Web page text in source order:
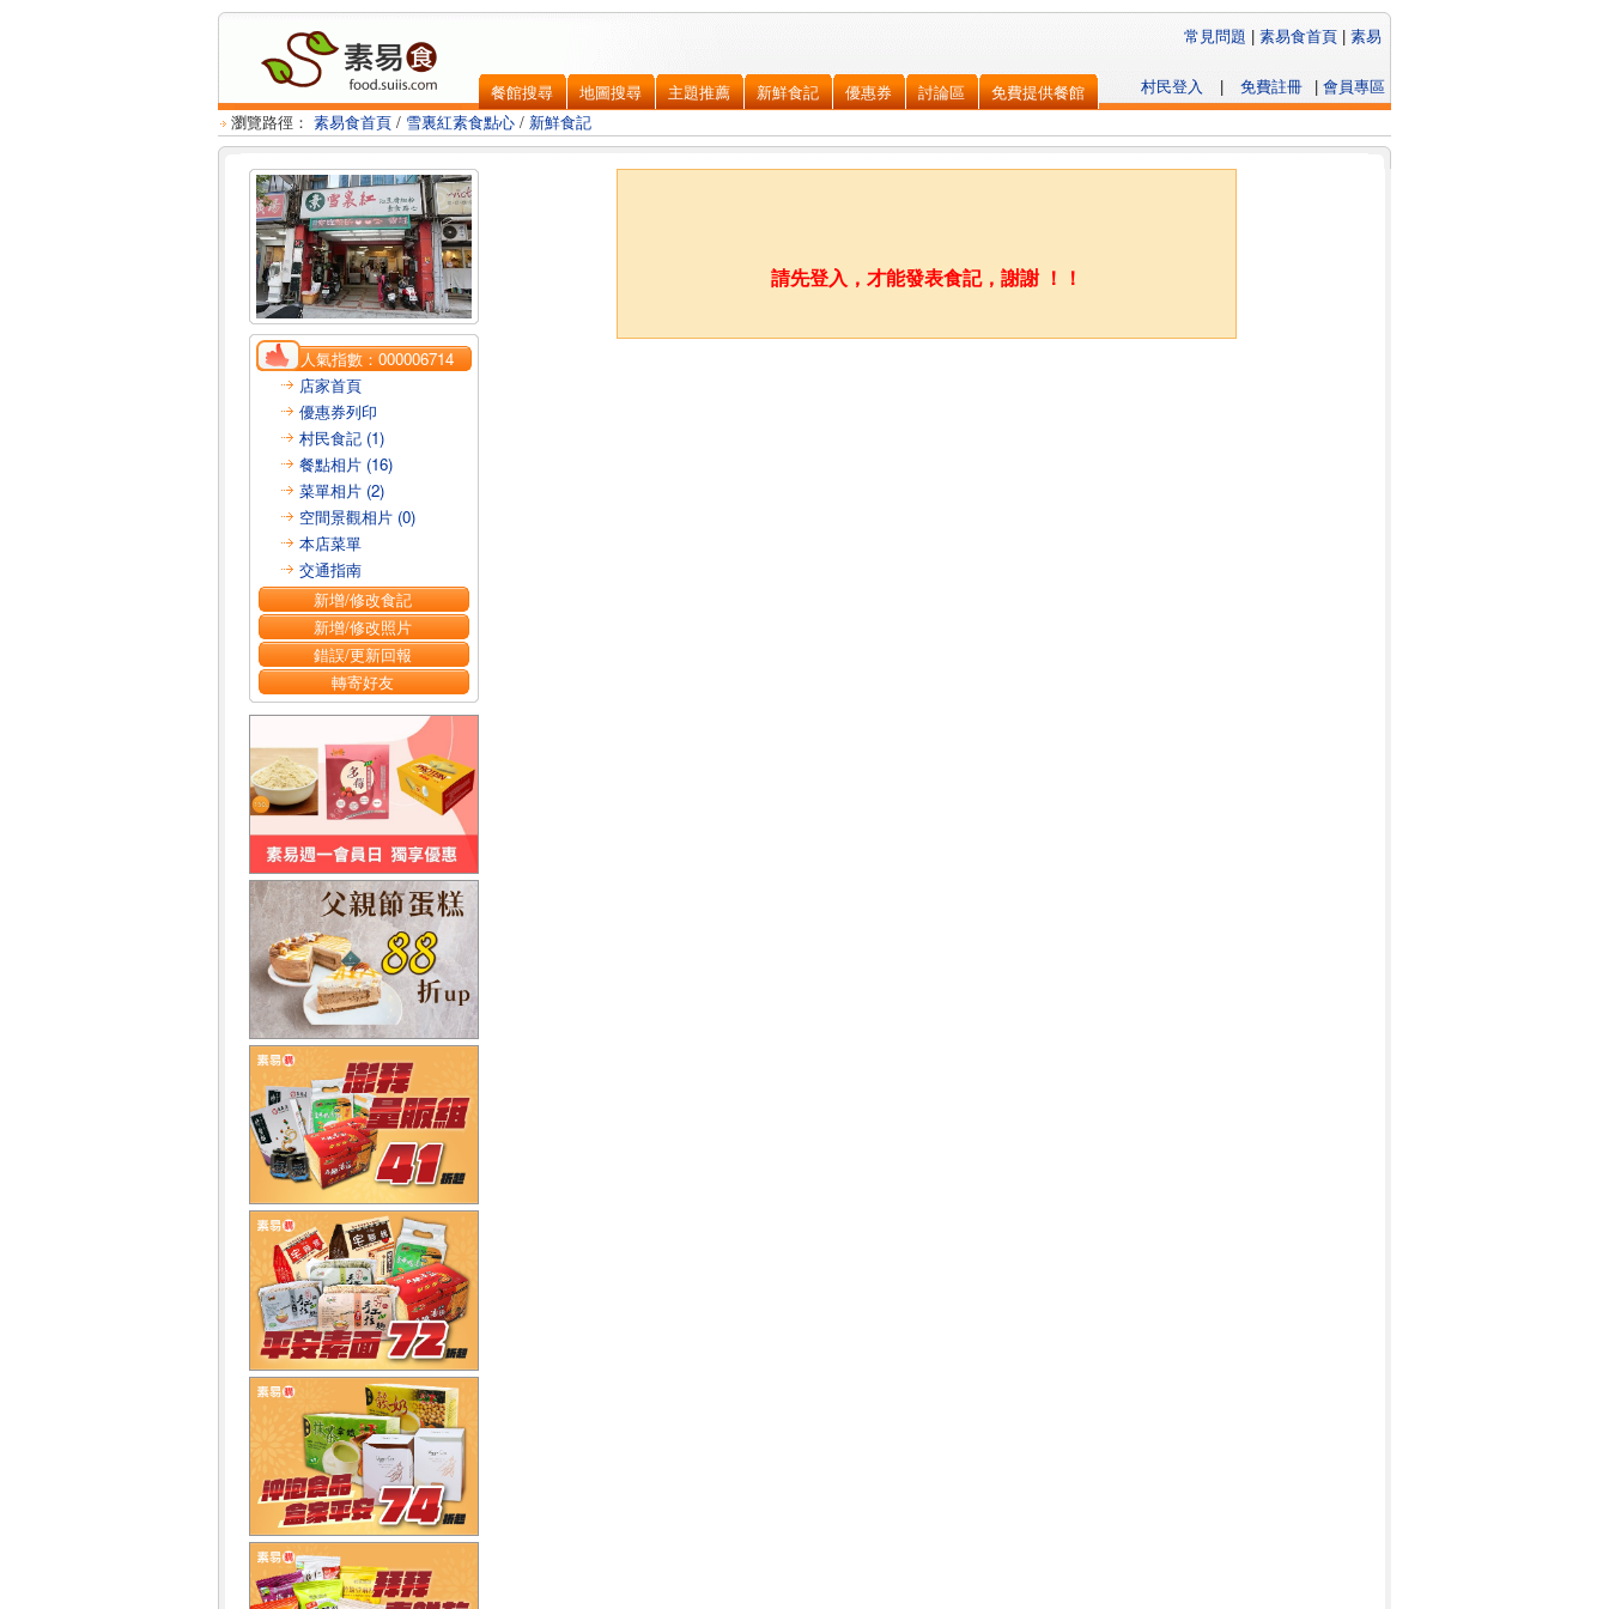
餐館搜尋 地圖搜尋 主題推薦 新鮮食記 優惠券 討論區 免費提供餐館 | 會員專區
免費註冊
|
村民登入
常見問題 | 素易食首頁 | 素易
瀏覽路徑： 素易食首頁 / 雪裏紅素食點心 / 新鮮食記
人氣指數：000006714
店家首頁
優惠券列印
村民食記 (1)
餐點相片 (16)
菜單相片 (2)
空間景觀相片 (0)
本店菜單
交通指南
新增/修改食記
新增/修改照片
錯誤/更新回報
轉寄好友
請先登入，才能發表食記，謝謝 ！！